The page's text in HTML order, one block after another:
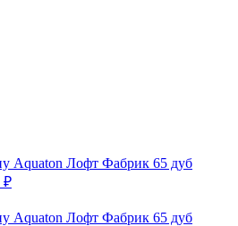
Aquaton Лофт Фабрик 65 дуб
₽
Aquaton Лофт Фабрик 65 дуб